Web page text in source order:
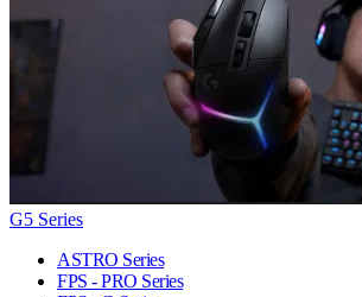
G5 Series
ASTRO Series
FPS - PRO Series